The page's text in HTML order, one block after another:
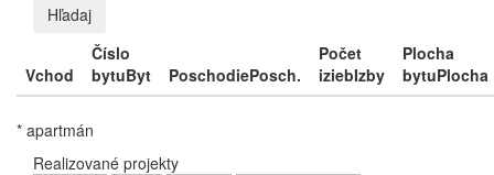
Hľadaj
Vchod
Číslo
bytuByt PoschodiePosch.
Počet
iziebIzby
Plocha
bytuPlocha
* apartmán
Realizované projekty